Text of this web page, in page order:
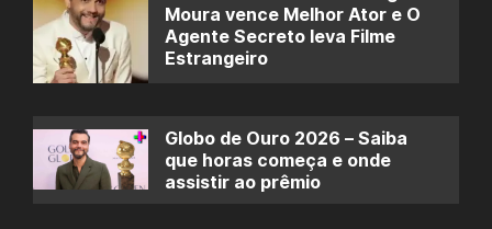
Moura vence Melhor Ator e O
Agente Secreto leva Filme
Estrangeiro
Globo de Ouro 2026 – Saiba
que horas começa e onde
assistir ao prêmio